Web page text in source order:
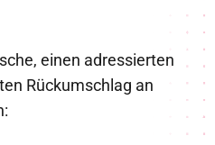
einen adressierten
Rückumschlag an